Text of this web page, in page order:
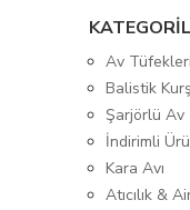
Av Tüfekleri
Balistik
Şarjörlü Av
İndirimli
Kara Avı
Atıcılık &